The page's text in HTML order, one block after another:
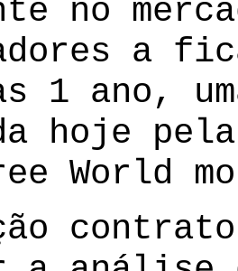
no
a
1 ano,
hoje
World